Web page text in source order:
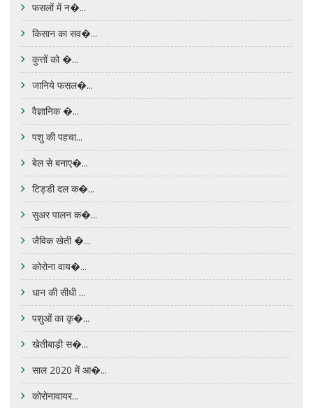
फसलों में न�...
किसान का सव�...
कुत्तों को �...
जानिये फसल�...
वैज्ञानिक �...
पशु की पहचा...
बेल से बनाए�...
टिड्डी दल क�...
सुअर पालन क�...
जैविक खेती �...
कोरोना वाय�...
धान की सीधी ...
पशुओं का कृ�...
खेतीबाड़ी स�...
साल 2020 में आ�...
कोरोनावायर...